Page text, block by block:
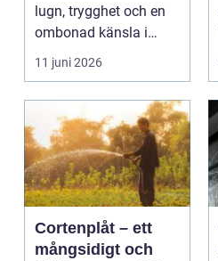
lugn, trygghet och en
ombonad känsla i
hemmet. Allt fler hus...
11 juni 2026
Cortenplåt – ett
mångsidigt och